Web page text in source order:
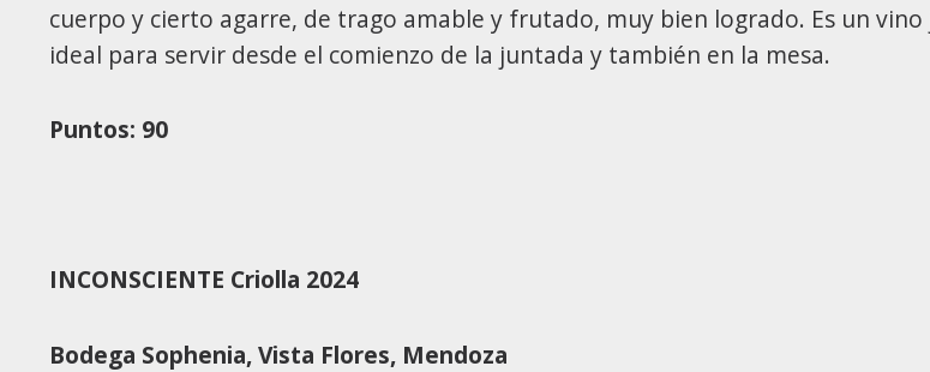
cuerpo y cierto agarre, de trago amable y frutado, muy bien logrado. Es un vino
ideal para servir desde el comienzo de la juntada y también en la mesa.
Puntos: 90
INCONSCIENTE Criolla 2024
Bodega Sophenia,Vista Flores, Mendoza